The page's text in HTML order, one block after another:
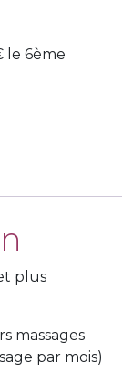
le 6ème
plus
massages
par mois)